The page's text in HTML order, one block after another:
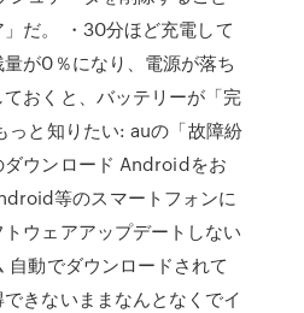
だ。 ・30分ほど充電して
が0％になり、電源が落ち
おくと、バッテリーが「完
っと知りたい: auの「故障紛
ダウンロード Androidをお
等のスマートフォンに
ウェアアップデートしない
自動でダウンロードされて
きないままなんとなくでイ